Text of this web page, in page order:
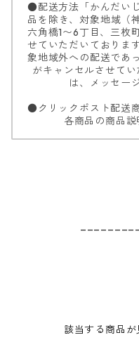
●配送方法「かんだい
品を除き、対象地域（
六角橋1〜6丁目、三枚
せていただいておりま
象地域外への配送であ
がキャンセルさせて
は、メッセー
●クリックポスト配送
各商品の商品説
該当する商品が